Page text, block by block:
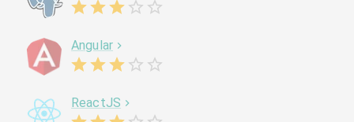
Angular
ReactJS